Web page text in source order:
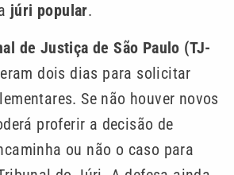
júri popular.
de Justiça de São Paulo (TJ-
dois dias para solicitar
Se não houver novos
proferir a decisão de
ou não o caso para